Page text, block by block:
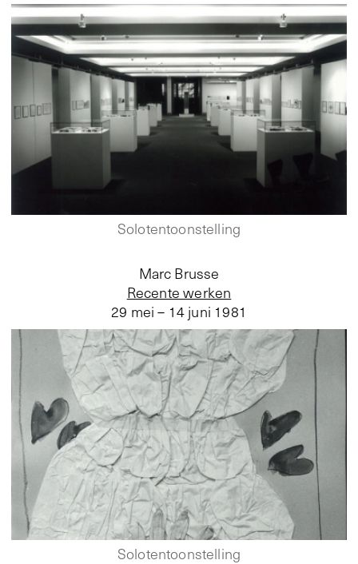
Solotentoonstelling
Recente werken
Marc Brusse
29 mei – 14 juni 1981
Solotentoonstelling